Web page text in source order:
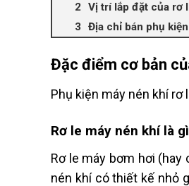
Vị trí lắp đặt của rơ
Địa chỉ bán phụ
Đặc điểm cơ bản
Phụ kiện máy nén khí
Rơ le máy nén khí là
Rơ le máy bơm hơi
nén khí có thiết kế nhỏ